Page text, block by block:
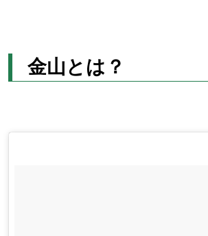
金山とは？